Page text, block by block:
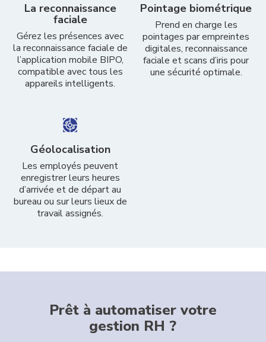
La reconnaissance
faciale
Gérez les présences avec
la reconnaissance faciale de
l’application mobile BIPO,
compatible avec tous les
appareils intelligents.
Pointage biométrique
Prend en charge les
pointages par empreintes
digitales, reconnaissance
faciale et scans d’iris pour
une sécurité optimale.
Géolocalisation
Les employés peuvent
enregistrer leurs heures
d’arrivée et de départ au
bureau ou sur leurs lieux de
travail assignés.
Prêt à automatiser votre
gestion RH ?